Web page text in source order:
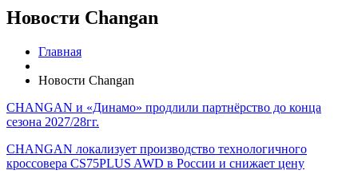
Новости Changan
Главная
Новости Changan
CHANGAN и «Динамо» продлили партнёрство до конца
сезона 2027/28гг.
CHANGAN локализует производство технологичного
кроссовера CS75PLUS AWD в России и снижает цену